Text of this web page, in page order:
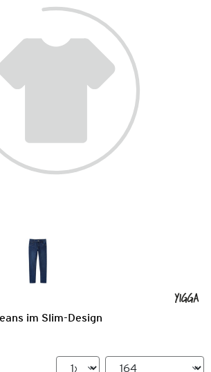
im Slim-Design